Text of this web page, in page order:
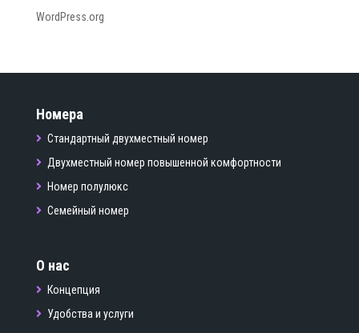
WordPress.org
Номера
Стандартный двухместный номер
Двухместный номер повышенной комфортности
Номер полулюкс
Семейный номер
О нас
Концепция
Удобства и услуги